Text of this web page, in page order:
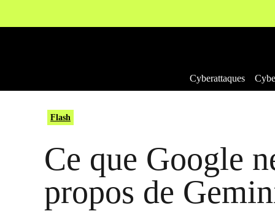
Cyberattaques
Flash
Ce que Google
propos de